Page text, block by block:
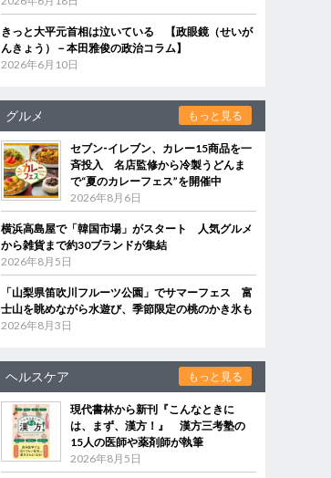
きっと大平元首相は泣いている 【政眼鏡（せいが
んきょう）－本田雅俊の政治コラム】
2026年6月10日
グルメ もっと見る
セブン‐イレブン、カレー15商品を一
斉投入 名店監修から冷製うどんま
で“夏のカレーフェス”を開催中
2026年8月6日
横浜高島屋で「韓国市場」がスタート 人気グルメ
から雑貨まで約30ブランドが集結
2026年8月5日
「山梨県笛吹川フルーツ公園」でサマーフェス 富
士山を眺めながら水遊び、季節限定の桃のかき氷も
2026年8月3日
ヘルスケア もっと見る
現代書林から新刊『こんなときに
は、まず、漢方！』 漢方三考塾の
15人の医師や薬剤師が執筆
2026年8月5日